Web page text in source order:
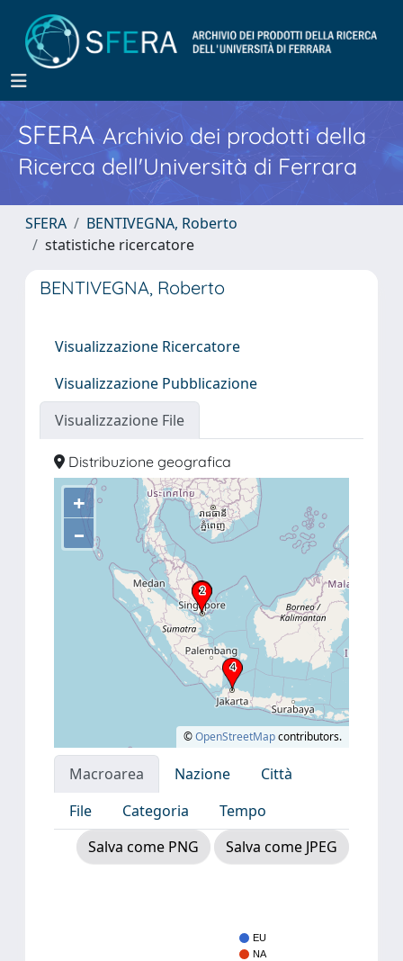
SFERA Archivio dei prodotti della
Ricerca dell'Università di Ferrara
SFERA
BENTIVEGNA, Roberto
statistiche ricercatore
BENTIVEGNA, Roberto
Visualizzazione Ricercatore
Visualizzazione Pubblicazione
Visualizzazione File
Distribuzione geografica
+
–
©OpenStreetMapcontributors.
Macroarea Nazione
Città
File
Categoria
Tempo
Salva come PNG
Salva come JPEG
EU
NA